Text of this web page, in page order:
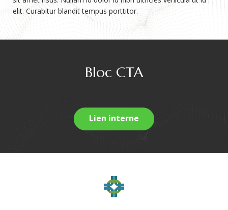
elit. Curabitur blandit tempus porttitor.
Bloc CTA
Lien interne